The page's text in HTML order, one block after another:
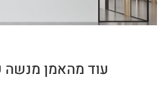
עוד מהאמן מנשה